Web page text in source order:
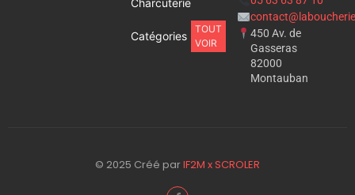
Charcuterie
Catégories
TOUT
VOIR
450 Av. de
Gasseras
82000
Montauban
© 2025 Créé parIF2M x SCROLER